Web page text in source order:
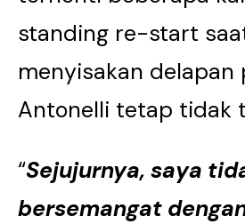
standing re-start
menyisakan delapan
Antonelli tetap tidak
“Sejujurnya, saya
bersemangat